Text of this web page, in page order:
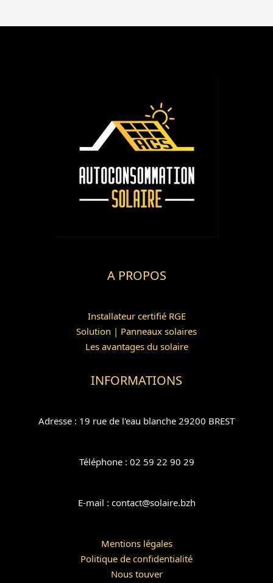
A PROPOS
Installateur certifié RGE
Solution | Panneaux solaires
Les avantages du solaire
INFORMATIONS
Adresse : 19 rue de l'eau blanche 29200 BREST
Téléphone : 02 59 22 90 29
E-mail : contact@solaire.bzh
Mentions légales
Politique de confidentialité
Nous touver